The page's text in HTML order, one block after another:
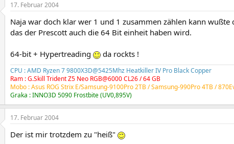
17. Februar 2004
Naja war doch klar wer 1 und 1 zusammen zählen kann
das der Prescott auch die 64 Bit einheit haben wird.
64-bit + Hypertreading da rockts !
CPU : AMD Ryzen 7 9800X3D@5425Mhz Heatkiller IV Pro Black Copper
Ram : G.Skill Trident Z5 Neo RGB@6000 CL26 / 64 GB
Mobo : Asus ROG Strix E/Samsung-9100Pro 2TB /Samsung-990Pro 4TB/
Graka : INNO3D 5090 Frostbite (UV0,895V)
17. Februar 2004
Der ist mir trotzdem zu "heiß"